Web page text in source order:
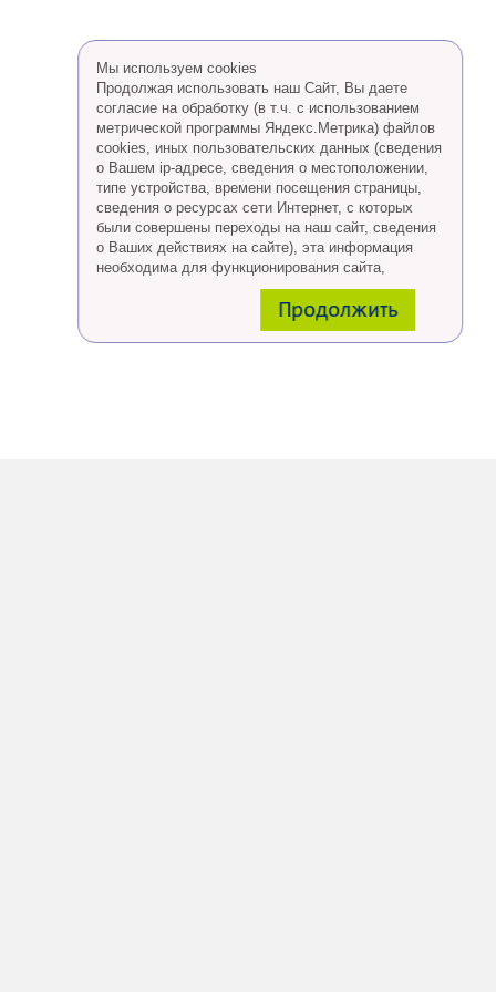
Мы используем cookies
Продолжая использовать наш Сайт, Вы даете
согласие на обработку (в т.ч. с использованием
метрической программы Яндекс.Метрика) файлов
cookies, иных пользовательских данных (сведения
о Вашем ip-адресе, сведения о местоположении,
типе устройства, времени посещения страницы,
сведения о ресурсах сети Интернет, с которых
были совершены переходы на наш сайт, сведения
о Ваших действиях на сайте), эта информация
необходима для функционирования сайта,
проведения ретаргетинга, а также статистических
Eсли Вы согласны, продолжайте пользоваться
сайтом, если Вы не хотите, чтобы Ваши данные
Продолжить